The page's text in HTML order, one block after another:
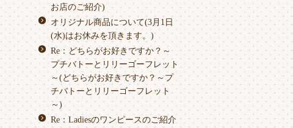
お店のご紹介)
オリジナル商品について(3月1日
(水)はお休みを頂きます。)
Re：どちらがお好きですか？～
プチバトーとリリーゴーフレット
～(どちらがお好きですか？～プ
チバトーとリリーゴーフレット
～)
Re：Ladiesのワンピースのご紹介